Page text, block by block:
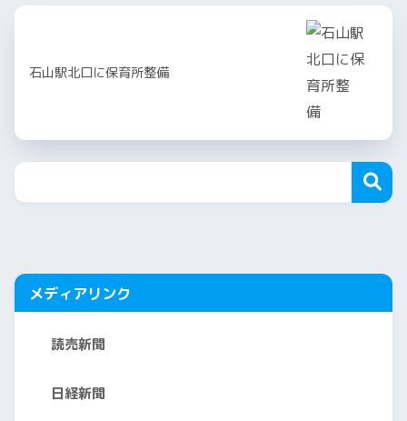
石山駅北口に保育所整備
メディアリンク
読売新聞
日経新聞